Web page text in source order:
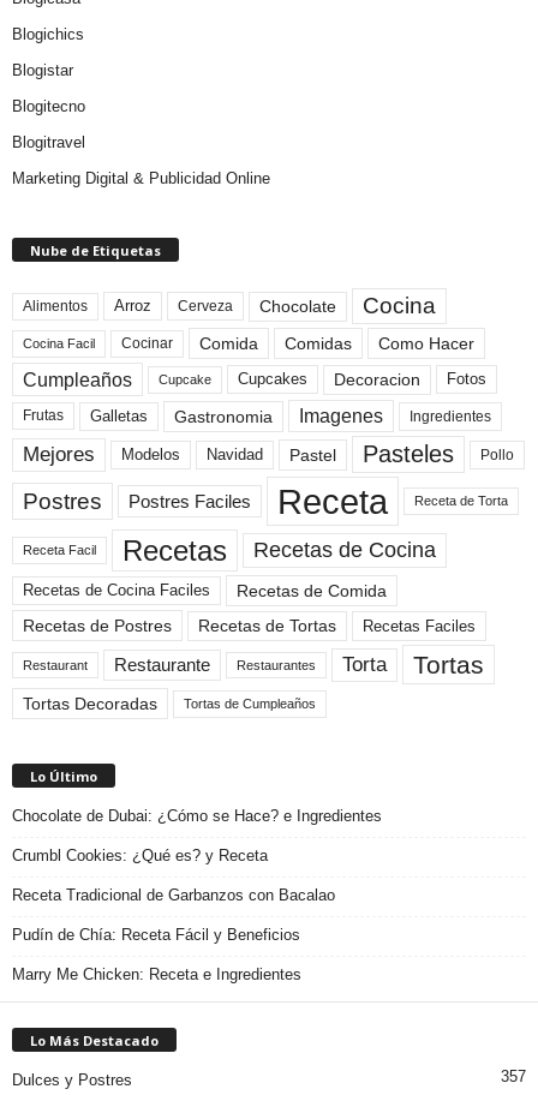
Blogichics
Blogistar
Blogitecno
Blogitravel
Marketing Digital & Publicidad Online
Nube de Etiquetas
Alimentos Arroz Cerveza Chocolate Cocina
Cocina Facil Cocinar Comida Comidas Como Hacer
Cumpleaños Cupcake Cupcakes Decoracion Fotos
Frutas Galletas Gastronomia Imagenes Ingredientes
Mejores Modelos Navidad Pastel Pasteles Pollo
Postres Postres Faciles Receta Receta de Torta
Receta Facil Recetas Recetas de Cocina
Recetas de Cocina Faciles
Recetas de Comida
Recetas de Postres
Recetas de Tortas Recetas Faciles
Restaurant Restaurante Restaurantes Torta Tortas
Tortas Decoradas Tortas de Cumpleaños
Lo Último
Chocolate de Dubai: ¿Cómo se Hace? e Ingredientes
Crumbl Cookies: ¿Qué es? y Receta
Receta Tradicional de Garbanzos con Bacalao
Pudín de Chía: Receta Fácil y Beneficios
Marry Me Chicken: Receta e Ingredientes
Lo Más Destacado
Dulces y Postres 357